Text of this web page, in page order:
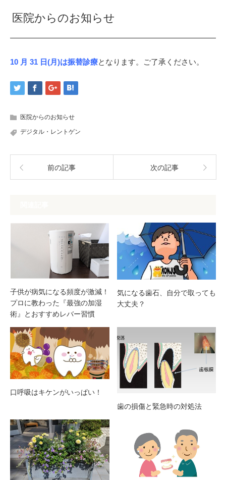
医院からのお知らせ
10 月 31 日(月)は振替診療となります。ご了承ください。
医院からのお知らせ
デジタル・レントゲン
前の記事 次の記事
⼦供が病気になる頻度が激減！
プロに教わった『最強の加湿
術』とおすすめレバー習慣
気になる歯石、自分で取っても
大丈夫？
口呼吸はキケンがいっぱい！
歯の損傷と緊急時の対処法